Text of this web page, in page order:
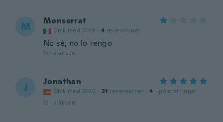
M Monserrat
Gick med 2019 · 4 recensioner
No sé, no lo tengo
för 5 år sen
J Jonathan
Gick med 2020 · 31 recensioner · 4 uppladdningar
för 5 år sen